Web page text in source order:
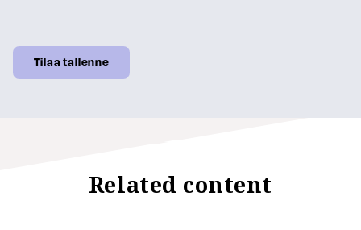
Related content